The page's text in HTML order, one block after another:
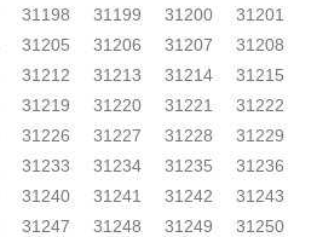
31198 31199 31200
31201
31205 31206 31207
31208
31212 31213 31214
31215
31219 31220 31221
31222
31226 31227 31228
31229
31233 31234 31235
31236
31240 31241 31242
31243
31247 31248 31249
31250